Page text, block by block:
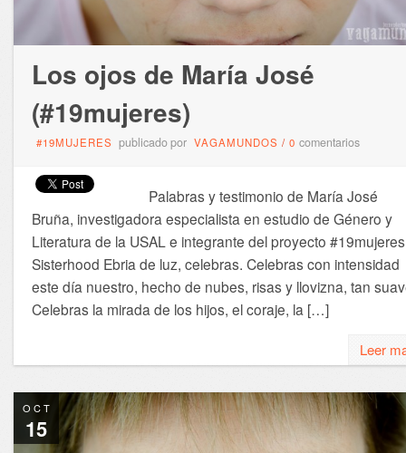
Los ojos de María José
(#19mujeres)
#19MUJERES publicado por VAGAMUNDOS / 0 comentarios
Palabras y testimonio de María José
Bruña, investigadora especialista en estudio de Género y
Literatura de la USAL e integrante del proyecto
Sisterhood Ebria de luz, celebras. Celebras con intensidad
este día nuestro, hecho de nubes, risas y llovizna, tan
Celebras la mirada de los hijos, el coraje, la […]
Leer
OCT
15